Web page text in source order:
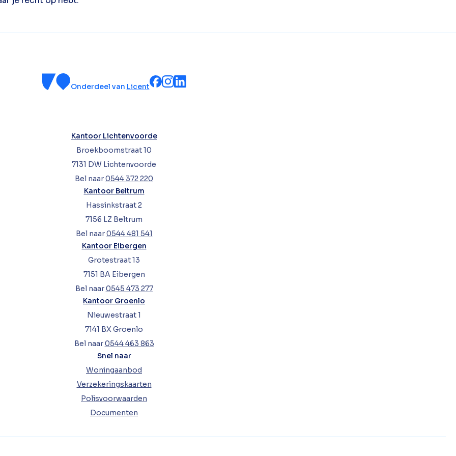
Onderdeel van Licent
Kantoor Lichtenvoorde
Broekboomstraat 10
7131 DW Lichtenvoorde
Bel naar0544 372 220
Kantoor Beltrum
Hassinkstraat 2
7156 LZ Beltrum
Bel naar0544 481 541
Kantoor Eibergen
Grotestraat 13
7151 BA Eibergen
Bel naar0545 473 277
Kantoor Groenlo
Nieuwestraat 1
7141 BX Groenlo
Bel naar0544 463 863
Snel naar
Woningaanbod
Verzekeringskaarten
Polisvoorwaarden
Documenten